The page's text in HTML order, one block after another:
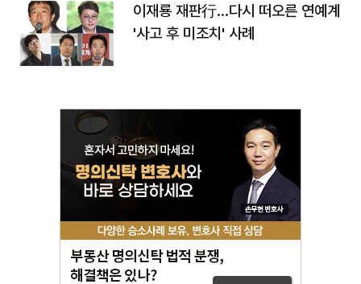
이재룡 재판行…다시 떠오른 연예계
'사고 후 미조치' 사례